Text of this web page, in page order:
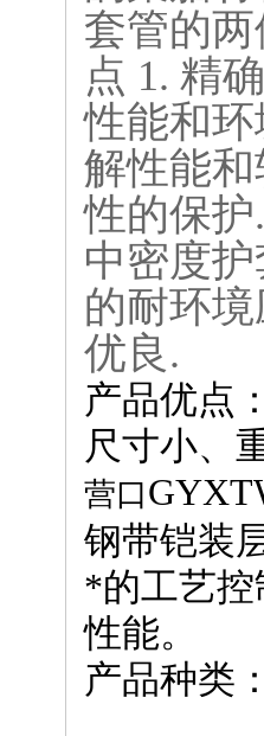
套管的
点 1. 精
性能和
解性能
性的保护
中密度
的耐环
优良.
产品优点
尺寸小、
营口
钢带铠装
*的工艺控
性能。
产品种类